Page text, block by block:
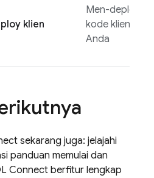
klien
Men-deploy
kode klien
Anda
sekarang juga: jelajahi
panduan memulai dan
Connectberfitur lengkap